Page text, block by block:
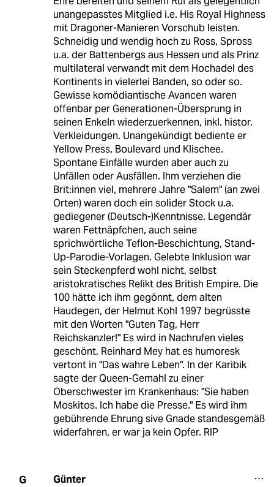
unangepasstes Mitglied i.e. His Royal Highness
mit Dragoner-Manieren Vorschub leisten.
Schneidig und wendig hoch zu Ross, Spross
u.a. der Battenbergs aus Hessen und als Prinz
multilateral verwandt mit dem Hochadel des
Kontinents in vielerlei Banden, so oder so.
Gewisse komödiantische Avancen waren
offenbar per Generationen-Übersprung in
seinen Enkeln wiederzuerkennen, inkl. histor.
Verkleidungen. Unangekündigt bediente er
Yellow Press, Boulevard und Klischee.
Spontane Einfälle wurden aber auch zu
Unfällen oder Ausfällen. Ihm verziehen die
Brit:innen viel, mehrere Jahre "Salem" (an zwei
Orten) waren doch ein solider Stock u.a.
gediegener (Deutsch-)Kenntnisse. Legendär
waren Fettnäpfchen, auch seine
sprichwörtliche Teflon-Beschichtung, Stand-
Up-Parodie-Vorlagen. Gelebte Inklusion war
sein Steckenpferd wohl nicht, selbst
aristokratisches Relikt des British Empire. Die
100 hätte ich ihm gegönnt, dem alten
Haudegen, der Helmut Kohl 1997 begrüsste
mit den Worten "Guten Tag, Herr
Reichskanzler!" Es wird in Nachrufen vieles
geschönt, Reinhard Mey hat es humoresk
vertont in "Das wahre Leben". In der Karibik
sagte der Queen-Gemahl zu einer
Oberschwester im Krankenhaus: "Sie haben
Moskitos. Ich habe die Presse." Es wird ihm
gebührende Ehrung sive Gnade standesgemäß
widerfahren, er war ja kein Opfer. RIP
G Günter